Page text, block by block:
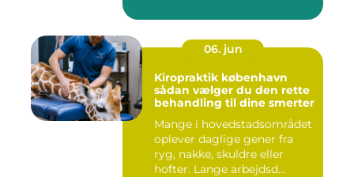
06. jun
Kiropraktik københavn
sådan vælger du den rette
behandling til dine smerter
Mange i hovedstadsområdet
oplever daglige gener fra
ryg, nakke, skuldre eller
hofter. Lange arbejdsd...